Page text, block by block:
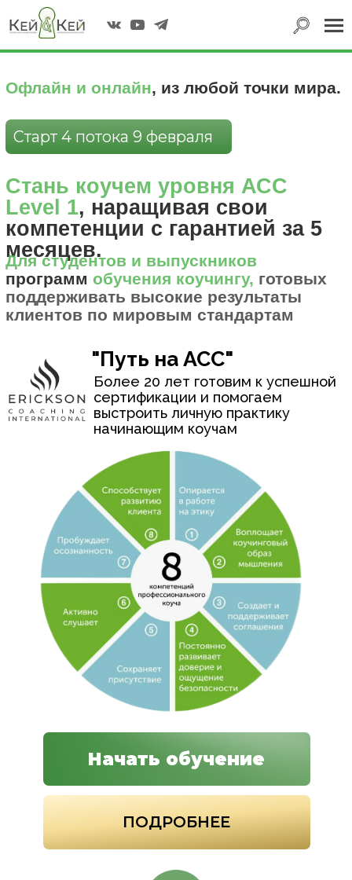
|||
профессии: как стать
Старт 4 потока 9 февраля
Стань коучем уровня АСС
Level 1 , наращивая свои
месяцев.
Для студентов и выпускников
программ обучения коучингу,
поддерживать высокие результаты
клиентов по мировым стандартам
"Путь на АСС"
Более 20 лет готовим к успешной
сертификации и помогаем
выстроить личную практику
начинающим коучам
Начать обучение
Международный Эриксоновский
Университет, мировой лидер в сфере
коучингу более 45 лет, представлен в
121 стране.
Наши программы в Омске прошли уже
ПОДРОБНЕЕ